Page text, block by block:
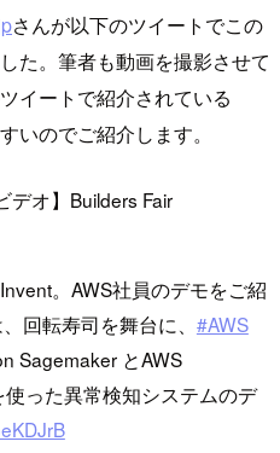
さんが以下のツイートでこの
た。筆者も動画を撮影させて
イートで紹介されている
いのでご紹介します。
デオ】Builders Fair
。AWS社員のデモをご紹
回転寿司を舞台に、 #AWS
Sagemaker とAWS
った異常検知システムのデ